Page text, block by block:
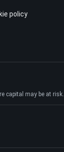
policy
capital may be at risk.